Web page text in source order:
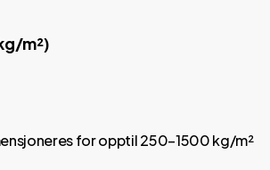
m²)
for opptil 250–1500 kg/m²